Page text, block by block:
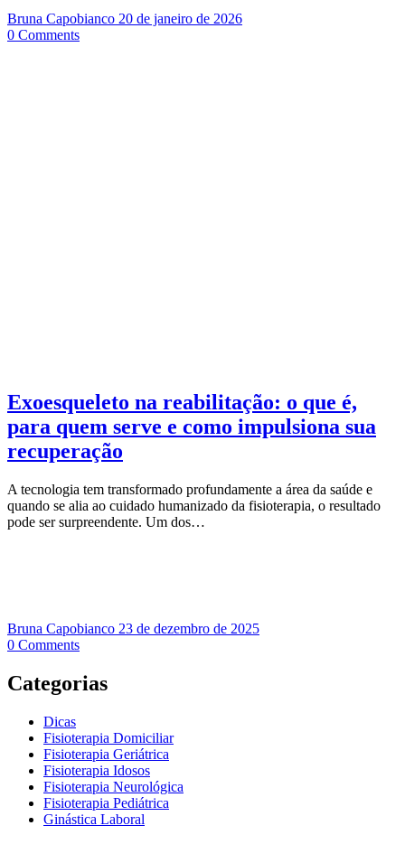
Bruna Capobianco 20 de janeiro de 2026
0 Comments
Exoesqueleto na reabilitação: o que é,
para quem serve e como impulsiona sua
recuperação
A tecnologia tem transformado profundamente a área da saúde e
quando se alia ao cuidado humanizado da fisioterapia, o resultado
pode ser surpreendente. Um dos…
Bruna Capobianco 23 de dezembro de 2025
0 Comments
Categorias
Dicas
Fisioterapia Domiciliar
Fisioterapia Geriátrica
Fisioterapia Idosos
Fisioterapia Neurológica
Fisioterapia Pediátrica
Ginástica Laboral